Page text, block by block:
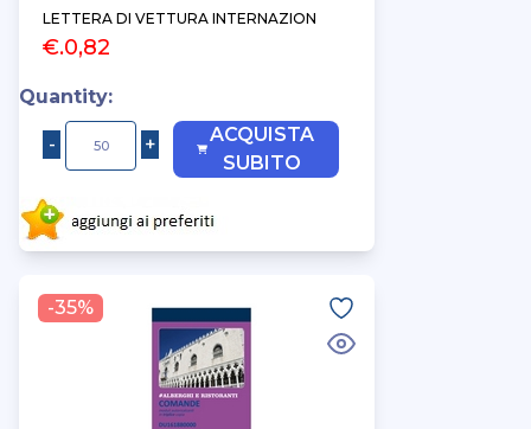
LETTERA DI VETTURA INTERNAZION
€.0,82
Quantity:
ACQUISTA
SUBITO
-35%